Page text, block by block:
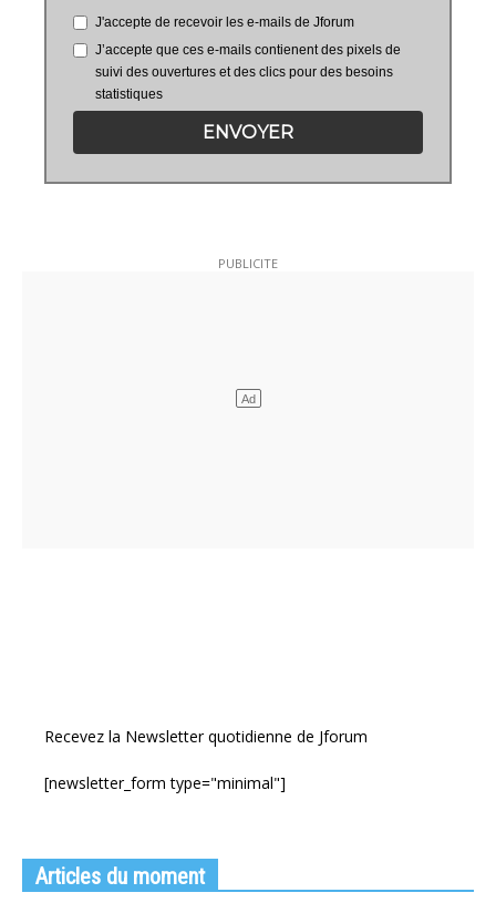
J'accepte de recevoir les e-mails de Jforum
J’accepte que ces e-mails contienent des pixels de
suivi des ouvertures et des clics pour des besoins
statistiques
ENVOYER
Recevez la Newsletter quotidienne de Jforum
[newsletter_form type="minimal"]
Articles du moment